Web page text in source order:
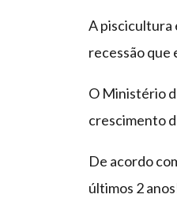
A piscicultura
recessão que
O Ministério
crescimento
De acordo
últimos 2